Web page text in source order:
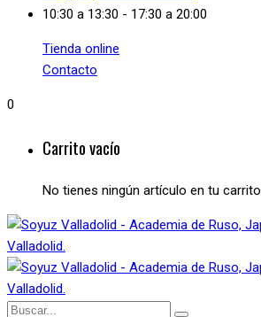
10:30 a 13:30 - 17:30 a 20:00
Tienda online
Contacto
0
Carrito vacío
No tienes ningún artículo en tu carrito